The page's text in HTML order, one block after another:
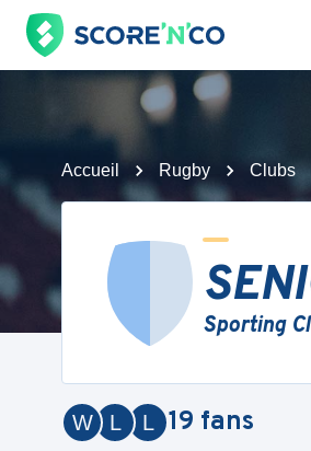
Accueil Rugby Clubs
Sporting
L
L
W 19 fans